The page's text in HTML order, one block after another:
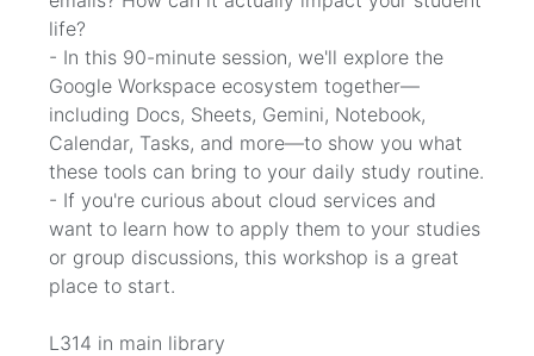
life?
- In this 90-minute session, we'll explore the
Google Workspace ecosystem together—
including Docs, Sheets, Gemini, Notebook,
Calendar, Tasks, and more—to show you what
these tools can bring to your daily study routine.
- If you're curious about cloud services and
want to learn how to apply them to your studies
or group discussions, this workshop is a great
place to start.
L314 in main library